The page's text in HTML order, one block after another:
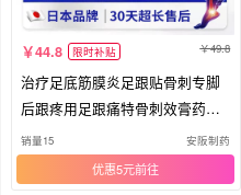
44.8 限时补贴 49.8
治疗足底筋膜炎足跟贴骨刺专脚
后跟疼用足跟痛特骨刺效膏药贴
神器
销量15 安阪制药
优惠5元